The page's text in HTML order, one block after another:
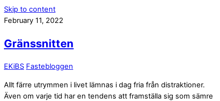
Skip to content
February 11, 2022
Gränssnitten
EKiBS Fastebloggen
Allt färre utrymmen i livet lämnas i dag fria från distraktioner.
Även om varje tid har en tendens att framställa sig som sämre